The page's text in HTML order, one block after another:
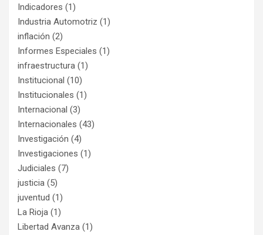
Indicadores (1)
Industria Automotriz (1)
inflación (2)
Informes Especiales (1)
infraestructura (1)
Institucional (10)
Institucionales (1)
Internacional (3)
Internacionales (43)
Investigación (4)
Investigaciones (1)
Judiciales (7)
justicia (5)
juventud (1)
La Rioja (1)
Libertad Avanza (1)